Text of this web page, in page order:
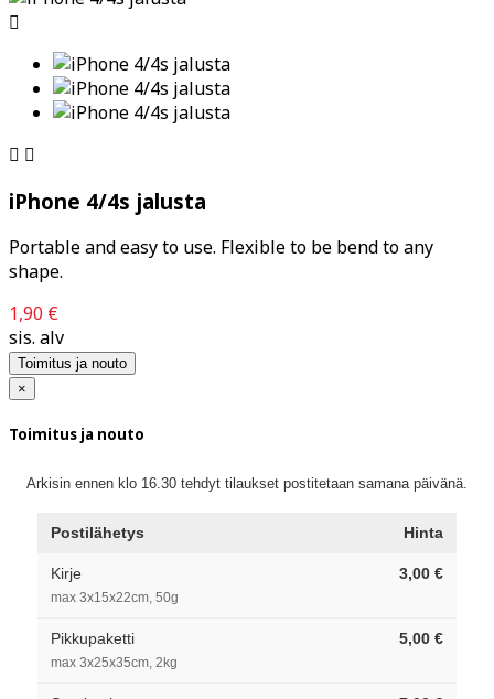

 
iPhone 4/4s jalusta
Portable and easy to use. Flexible to be bend to any
shape.
1,90 €
sis. alv
Toimitus ja nouto
×
Toimitus ja nouto
Arkisin ennen klo 16.30 tehdyt tilaukset postitetaan samana päivänä.
Postilähetys Hinta
Kirje
max 3x15x22cm, 50g
3,00 €
Pikkupaketti
max 3x25x35cm, 2kg
5,00 €